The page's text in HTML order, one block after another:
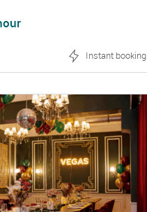
Instant booking